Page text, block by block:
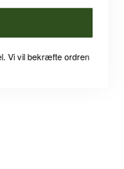
Vi vil bekræfte ordren